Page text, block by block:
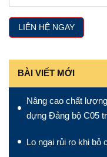
BÀI VIẾT MỚI
Nâng cao chất
dựng Đảng bộ C05
Lo ngại rủi ro khi bỏ